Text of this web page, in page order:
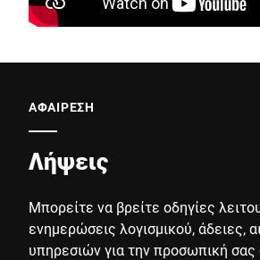
ΑΦΑΙΡΕΣΗ
Λήψεις
Μπορείτε να βρείτε οδηγίες
ενημερώσεις λογισμικού, άδειες,
υπηρεσιών για την προσωπική